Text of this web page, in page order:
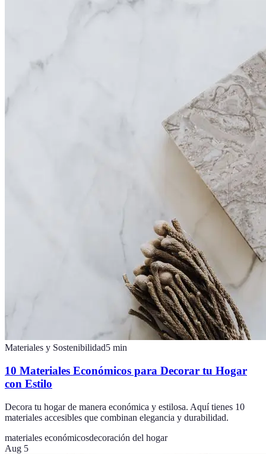
Materiales y Sostenibilidad5 min
10 Materiales Económicos para Decorar tu Hogar
con Estilo
Decora tu hogar de manera económica y estilosa. Aquí tienes 10
materiales accesibles que combinan elegancia y durabilidad.
materiales económicosdecoración del hogar
Aug 5